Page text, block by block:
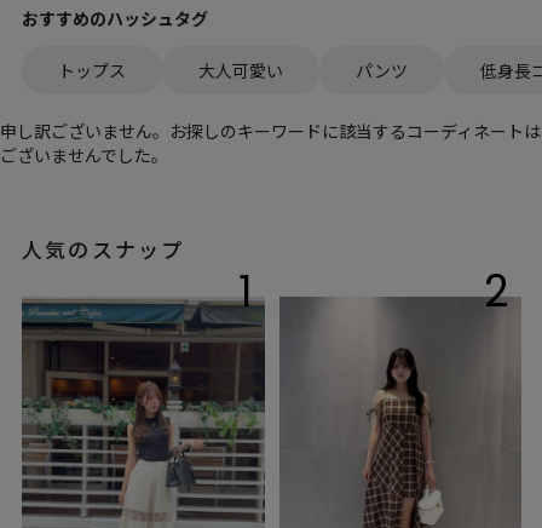
おすすめのハッシュタグ
トップス 大人可愛い パンツ 低身長
申し訳ございません。お探しのキーワードに該当するコーディネートは
ございませんでした。
人気のスナップ
1 2